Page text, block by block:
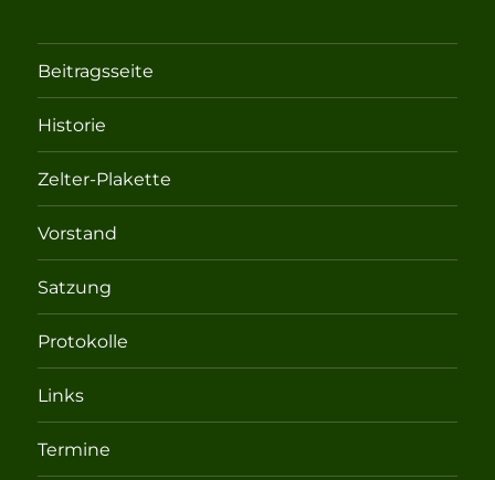
Beitragsseite
Historie
Zelter-Plakette
Vorstand
Satzung
Protokolle
Links
Termine